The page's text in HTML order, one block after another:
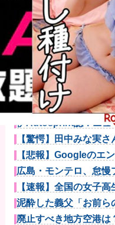
オコエ瑠偉、メキシ
新が3ヶ...
【警告】社会人「スム
これ美容にい...
【悲報】風俗嬢やって
ｗｗ
【悲報】映画館の客
しで観客が避...
伊Autosprint誌：ニュ
チ...
【驚愕】田中みな実
レス＆10...
【悲報】Googleのエ
なっ...
広島・モンテロ、怠
にベンチへ帰...
【速報】全国の女子
ｗｗｗｗ他
泥酔した義父「お前ら
ので問い詰め...
廃止すべき地方空港は